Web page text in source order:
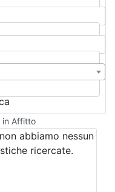
in Affitto
abbiamo nessun
ricercate.